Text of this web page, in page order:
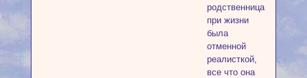
родственница
при жизни
была
отменной
реалисткой,
все что она